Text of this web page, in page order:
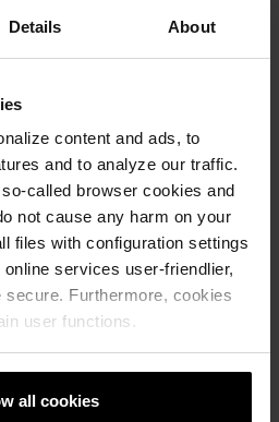
Details About
content and ads, to
and to analyze our traffic.
called browser cookies and
not cause any harm on your
files with configuration settings
services user-friendlier,
Furthermore, cookies
user functions.
all cookies